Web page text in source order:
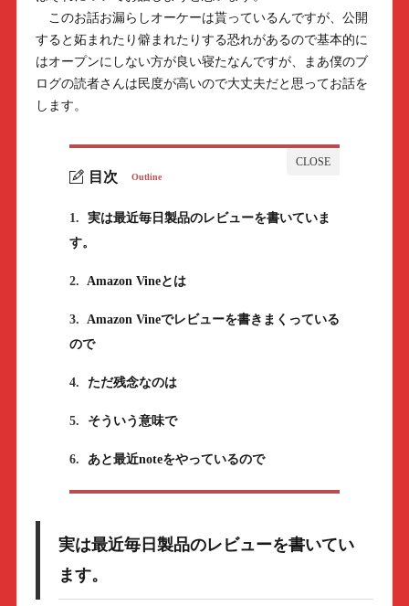
このお話お漏らしオーケーは貰っているんですが、公開
すると妬まれたり僻まれたりする恐れがあるので基本的に
はオープンにしない方が良い寝たなんですが、まあ僕のブ
ログの読者さんは民度が高いので大丈夫だと思ってお話を
します。
目次 Outline
1.
実は最近毎日製品のレビューを書いていま
す。
2. Amazon Vineとは
3. Amazon Vineでレビューを書きまくっている
ので
4. ただ残念なのは
5. そういう意味で
6. あと最近noteをやっているので
実は最近毎日製品のレビューを書いてい
ます。